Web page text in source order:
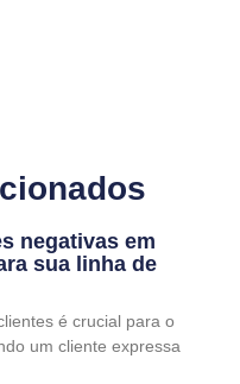
negativas em
sua linha de
é crucial para o
um cliente expressa